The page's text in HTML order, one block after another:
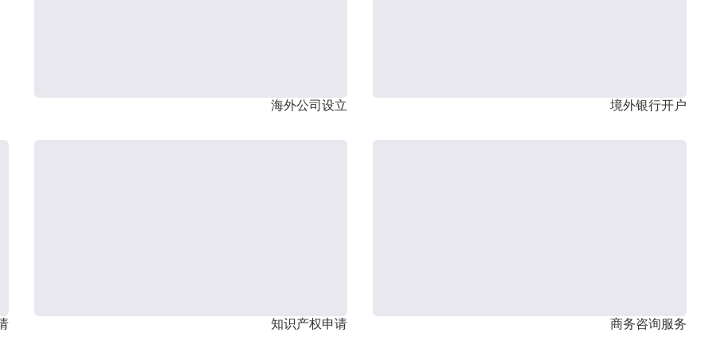
海外公司设立 境外银行开户
知识产权申请 商务咨询服务